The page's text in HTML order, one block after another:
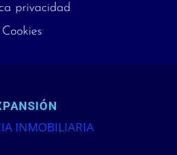
privacidad
Cookies
INMOBILIARIA